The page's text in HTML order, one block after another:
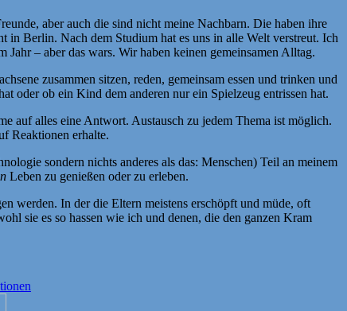
aber auch die sind nicht meine Nachbarn. Die haben ihre
in Berlin. Nach dem Studium hat es uns in alle Welt verstreut. Ich
– aber das wars. Wir haben keinen gemeinsamen Alltag.
zusammen sitzen, reden, gemeinsam essen und trinken und
oder ob ein Kind dem anderen nur ein Spielzeug entrissen hat.
auf alles eine Antwort. Austausch zu jedem Thema ist möglich.
Reaktionen erhalte.
sondern nichts anderes als das: Menschen) Teil an meinem
Leben zu genießen oder zu erleben.
werden. In der die Eltern meistens erschöpft und müde, oft
sie es so hassen wie ich und denen, die den ganzen Kram